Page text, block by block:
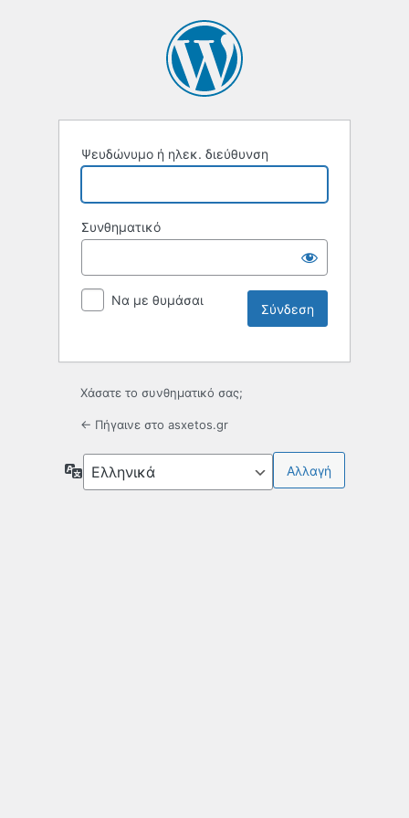
Ψευδώνυμο ή ηλεκ. διεύθυνση
Συνθηματικό
Να με θυμάσαι
Χάσατε το συνθηματικό σας;
← Πήγαινε στο asxetos.gr
Γλώσσα